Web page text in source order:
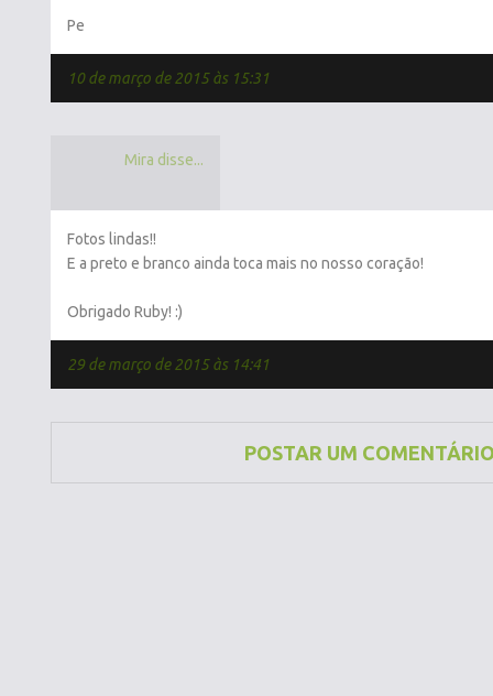
Pe
10 de março de 2015 às 15:31
Mira disse...
Fotos lindas!!
E a preto e branco ainda toca mais no nosso coração!
Obrigado Ruby! :)
29 de março de 2015 às 14:41
POSTAR UM